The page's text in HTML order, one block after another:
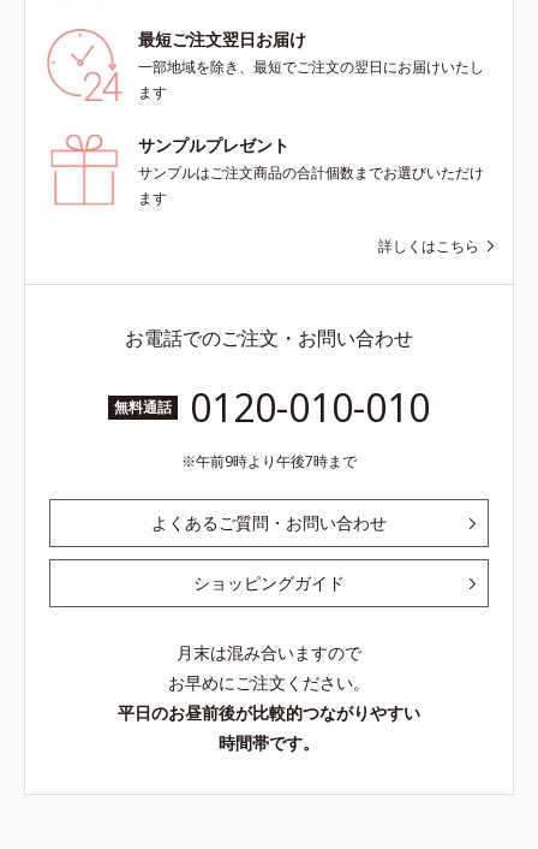
最短ご注文翌日お届け
一部地域を除き、最短でご注文の翌日にお届けいたし
ます
サンプルプレゼント
サンプルはご注文商品の合計個数までお選びいただけ
ます
詳しくはこちら
お電話でのご注文・お問い合わせ
無料通話 0120-010-010
午前9時より午後7時まで
よくあるご質問・お問い合わせ
ショッピングガイド
月末は混み合いますので
お早めにご注文ください。
平日のお昼前後が比較的つながりやすい
時間帯です。